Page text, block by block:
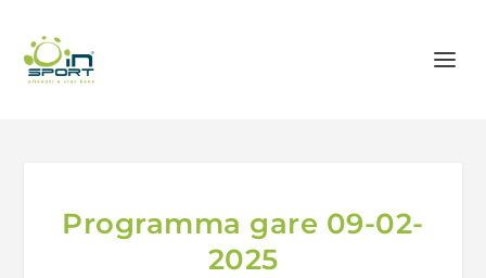
Programma gare 09-02-
2025